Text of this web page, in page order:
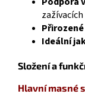
Ideální
Složení a
Hlavní masné